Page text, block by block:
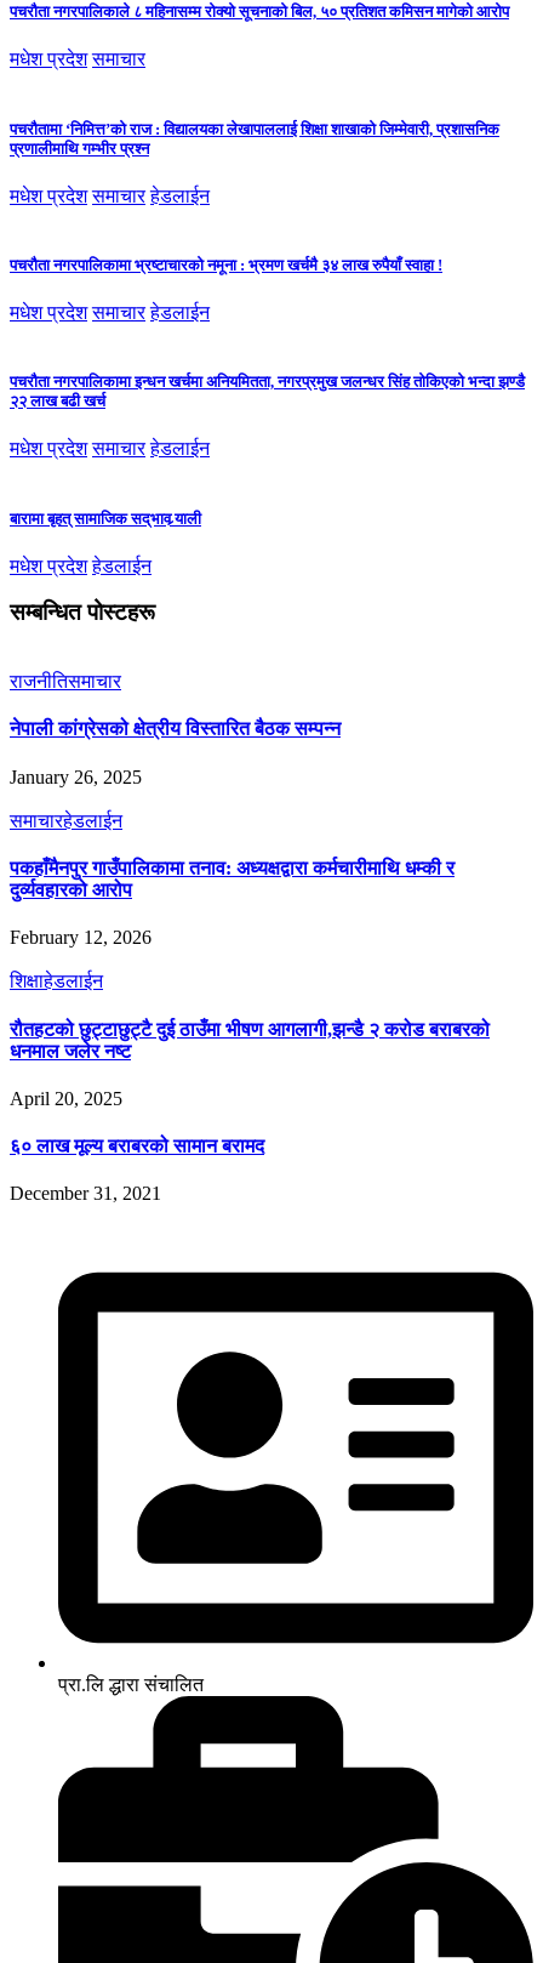
पचरौता नगरपालिकाले ८ महिनासम्म रोक्यो सूचनाको बिल, ५० प्रतिशत कमिसन मागेको आरोप
मधेश प्रदेश समाचार
पचरौतामा ‘निमित्त’को राज : विद्यालयका लेखापाललाई शिक्षा शाखाको जिम्मेवारी, प्रशासनिक
प्रणालीमाथि गम्भीर प्रश्न
मधेश प्रदेश समाचार हेडलाईन
पचरौता नगरपालिकामा भ्रष्टाचारको नमूना : भ्रमण खर्चमै ३४ लाख रुपैयाँ स्वाहा !
मधेश प्रदेश समाचार हेडलाईन
पचरौता नगरपालिकामा इन्धन खर्चमा अनियमितता, नगरप्रमुख जलन्धर सिंह तोकिएको भन्दा झण्डै
२२ लाख बढी खर्च
मधेश प्रदेश समाचार हेडलाईन
बारामा बृहत् सामाजिक सद्‌भाव र्‍याली
मधेश प्रदेश हेडलाईन
सम्बन्धित पोस्टहरू
राजनीतिसमाचार
नेपाली कांग्रेसको क्षेत्रीय विस्तारित बैठक सम्पन्न
January 26, 2025
समाचारहेडलाईन
पकहाँमैनपुर गाउँपालिकामा तनाव: अध्यक्षद्वारा कर्मचारीमाथि धम्की र
दुर्व्यवहारको आरोप
February 12, 2026
शिक्षाहेडलाईन
रौतहटको छुट्टाछुट्टै दुई ठाउँमा भीषण आगलागी,झन्डै २ करोड बराबरको
धनमाल जलेर नष्ट
April 20, 2025
६० लाख मूल्य बराबरको सामान बरामद
December 31, 2021
प्रा.लि द्धारा संचालित